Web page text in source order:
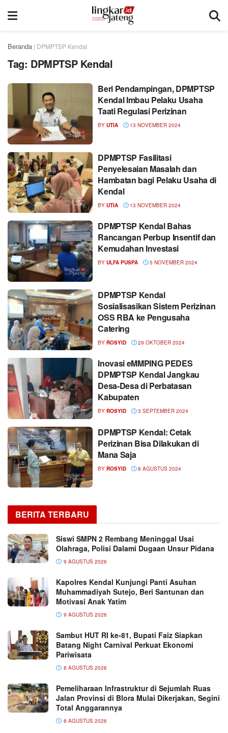
Beranda | DPMPTSP Kendal
Tag: DPMPTSP Kendal
Beri Pendampingan, DPMPTSP
Kendal Imbau Pelaku Usaha
Taati Regulasi Perizinan
BY UTIA 13 NOVEMBER 2024
DPMPTSP Fasilitasi
Penyelesaian Masalah dan
Hambatan bagi Pelaku Usaha di
Kendal
BY UTIA 13 NOVEMBER 2024
DPMPTSP Kendal Bahas
Rancangan Perbup Insentif dan
Kemudahan Investasi
BY ULFA PUSPA 5 NOVEMBER 2024
DPMPTSP Kendal
Sosialisasikan Sistem Perizinan
OSS RBA ke Pengusaha
Catering
BY ROSYID 29 OKTOBER 2024
Inovasi eMMPING PEDES
DPMPTSP Kendal Jangkau
Desa-Desa di Perbatasan
Kabupaten
BY ROSYID 3 SEPTEMBER 2024
DPMPTSP Kendal: Cetak
Perizinan Bisa Dilakukan di
Mana Saja
BY ROSYID 8 AGUSTUS 2024
BERITA TERBARU
Siswi SMPN 2 Rembang Meninggal Usai
Olahraga, Polisi Dalami Dugaan Unsur Pidana
9 AGUSTUS 2026
Kapolres Kendal Kunjungi Panti Asuhan
Muhammadiyah Sutejo, Beri Santunan dan
Motivasi Anak Yatim
9 AGUSTUS 2026
Sambut HUT RI ke-81, Bupati Faiz Siapkan
Batang Night Carnival Perkuat Ekonomi
Pariwisata
8 AGUSTUS 2026
Pemeliharaan Infrastruktur di Sejumlah Ruas
Jalan Provinsi di Blora Mulai Dikerjakan, Segini
Total Anggarannya
8 AGUSTUS 2026